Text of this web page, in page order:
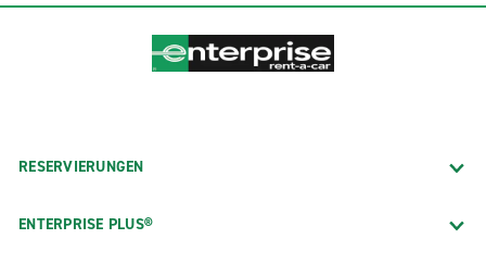
RESERVIERUNGEN
ENTERPRISE PLUS®